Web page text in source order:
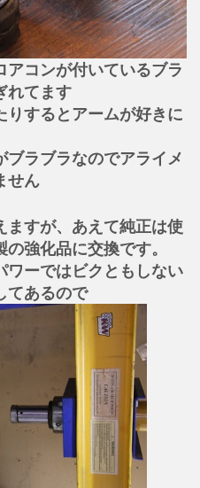
コンが付いているブラ
れてます
りするとアームが好きに
ラブラなのでアライメ
せん
ますが、あえて純正は使
強化品に交換です。
ワーではビクともしない
てあるので